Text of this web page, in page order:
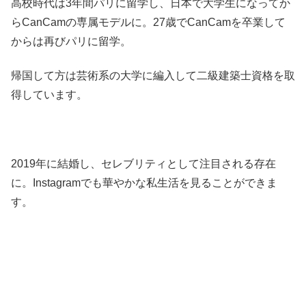
高校時代は3年間パリに留学し、日本で大学生になってか
らCanCamの専属モデルに。27歳でCanCamを卒業して
からは再びパリに留学。
帰国して方は芸術系の大学に編入して二級建築士資格を取
得しています。
2019年に結婚し、セレブリティとして注目される存在
に。Instagramでも華やかな私生活を見ることができま
す。